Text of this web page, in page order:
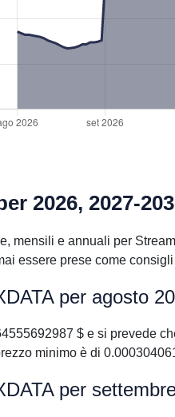
2026, 2027-
mensili e annuali per
essere prese come
per agosto
$ e si prevede
minimo è di
per